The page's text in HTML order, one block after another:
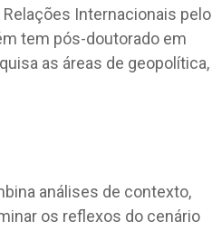
Internacionais pelo
tem pós-doutorado em
as áreas de geopolítica,
análises de contexto,
os reflexos do cenário